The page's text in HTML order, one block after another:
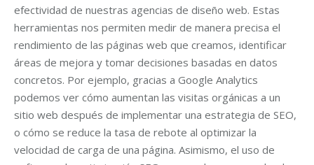
efectividad de nuestras agencias de diseño web. Estas
herramientas nos permiten medir de manera precisa el
rendimiento de las páginas web que creamos, identificar
áreas de mejora y tomar decisiones basadas en datos
concretos. Por ejemplo, gracias a Google Analytics
podemos ver cómo aumentan las visitas orgánicas a un
sitio web después de implementar una estrategia de SEO,
o cómo se reduce la tasa de rebote al optimizar la
velocidad de carga de una página. Asimismo, el uso de